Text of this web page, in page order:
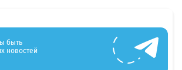
быть
новостей